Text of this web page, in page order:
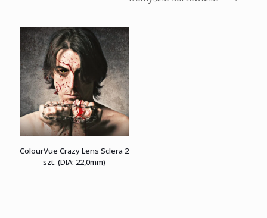
ColourVue Crazy Lens Sclera 2
szt. (DIA: 22,0mm)